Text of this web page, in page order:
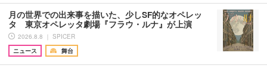
月の世界での出来事を描いた、少しSF的なオペレッ
タ 東京オペレッタ劇場『フラウ・ルナ』が上演
2026.8.8 ｜ SPICER
ニュース
舞台